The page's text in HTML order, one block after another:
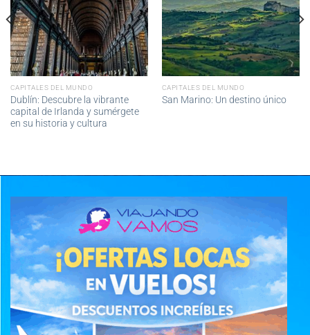
CAPITALES DEL MUNDO
Dublín: Descubre la vibrante
capital de Irlanda y sumérgete
en su historia y cultura
CAPITALES DEL MUNDO
San Marino: Un destino único